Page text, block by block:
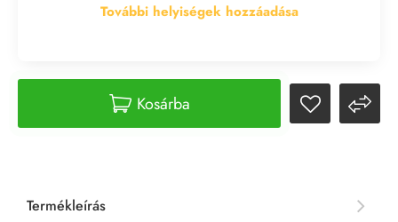
További helyiségek hozzáadása
Kosárba
Termékleírás